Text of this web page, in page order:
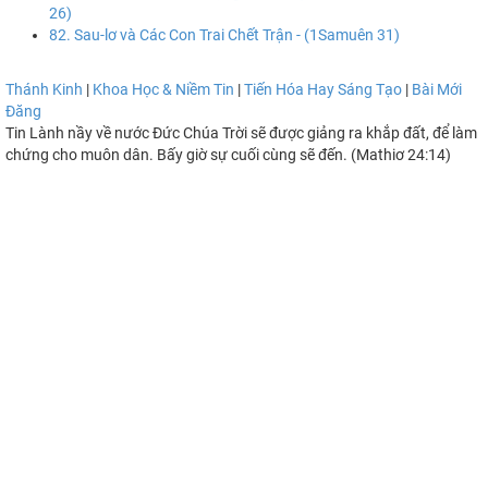
26)
82. Sau-lơ và Các Con Trai Chết Trận - (1Samuên 31)
Thánh Kinh | Khoa Học & Niềm Tin |Tiến Hóa Hay Sáng Tạo | Bài Mới
Đăng
Tin Lành nầy về nước Đức Chúa Trời sẽ được giảng ra khắp đất, để làm
chứng cho muôn dân. Bấy giờ sự cuối cùng sẽ đến. (Mathiơ 24:14)